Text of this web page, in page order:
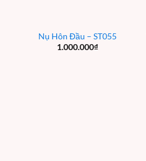
Nụ Hôn Đầu – ST055
1.000.000₫